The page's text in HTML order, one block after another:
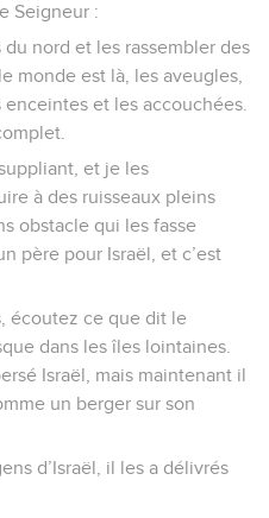
Seigneur :
du nord et les rassembler des
monde est là, les aveugles,
et les accouchées.
et je les
à des ruisseaux pleins
obstacle qui les fasse
père pour Israël, et c’est
écoutez ce que dit le
dans les îles lointaines.
Israël, mais maintenant il
un berger sur son
d’Israël, il les a délivrés